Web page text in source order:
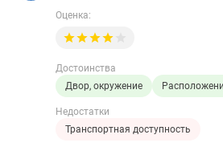
Оценка:
Достоинства
Двор, окружение
Недостатки
Транспортная доступность